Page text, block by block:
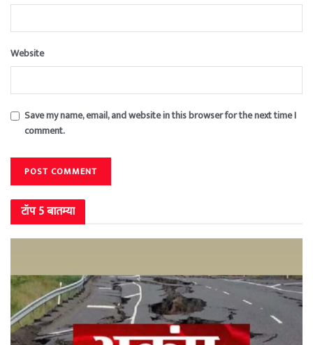
Website
Save my name, email, and website in this browser for the next time I
comment.
टॉप 5 बातम्या